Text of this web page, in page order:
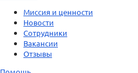
Миссия и ценности
Новости
Сотрудники
Вакансии
Отзывы